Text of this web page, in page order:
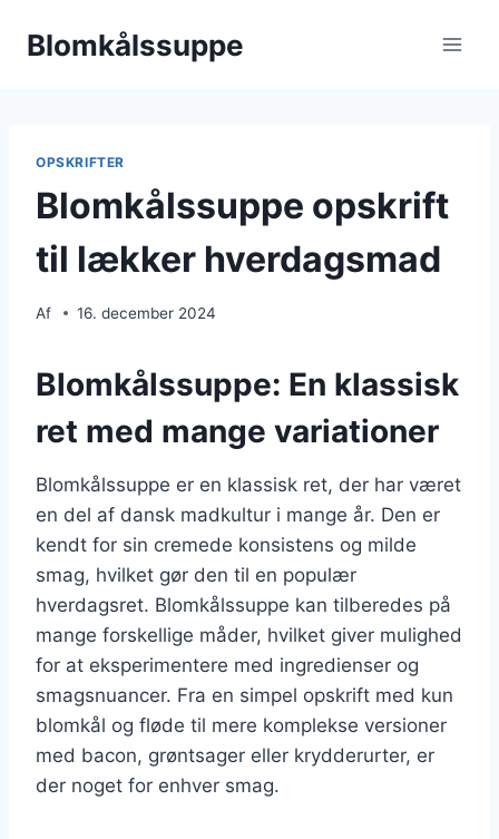
Blomkålssuppe
OPSKRIFTER
Blomkålssuppe opskrift
til lækker hverdagsmad
Af 16. december 2024
Blomkålssuppe: En klassisk
ret med mange variationer
Blomkålssuppe er en klassisk ret, der har været
en del af dansk madkultur i mange år. Den er
kendt for sin cremede konsistens og milde
smag, hvilket gør den til en populær
hverdagsret. Blomkålssuppe kan tilberedes på
mange forskellige måder, hvilket giver mulighed
for at eksperimentere med ingredienser og
smagsnuancer. Fra en simpel opskrift med kun
blomkål og fløde til mere komplekse versioner
med bacon, grøntsager eller krydderurter, er
der noget for enhver smag.